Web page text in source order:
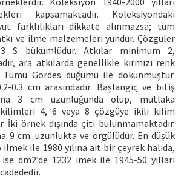
kapsamaktadır. Koleksiyondaki
farklılıkları dikkate alınmazsa; tüm
ve ilme malzemeleri yündür. Çözgüler
S bükümlüdür. Atkılar minimum 2,
ara atkılarda genellikle kırmızı renk
Gördes düğümü ile dokunmuştur.
0.3 cm arasındadır. Başlangıç ve bitiş
3 cm uzunluğunda olup, mutlaka
4, 6 veya 8 çözgüye ikili kilim
İki örnek dışında çiti bulunmamaktadır.
9 cm. uzunlukta ve örgülüdür. En düşük
ilmek ile 1980 yılına ait bir çeyrek halıda,
dm2’de 1232 imek ile 1945-50 yılları